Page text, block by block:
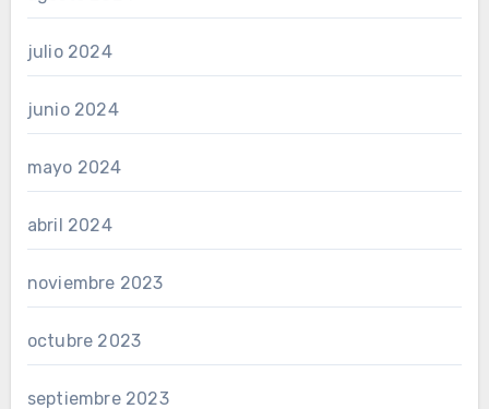
julio 2024
junio 2024
mayo 2024
abril 2024
noviembre 2023
octubre 2023
septiembre 2023